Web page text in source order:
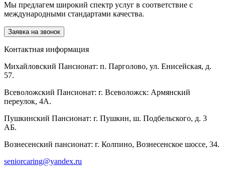
Мы предлагем широкий спектр услуг в соответствие с
международными стандартами качества.
Заявка на звонок
Контактная информация
Михайловский Пансионат: п. Парголово, ул. Енисейская, д.
57.
Всеволожский Пансионат: г. Всеволожск: Армянский
переулок, 4А.
Пушкинский Пансионат: г. Пушкин, ш. Подбельского, д. 3
АБ.
Вознесенский пансионат: г. Колпино, Вознесенское шоссе, 34.
seniorcaring@yandex.ru